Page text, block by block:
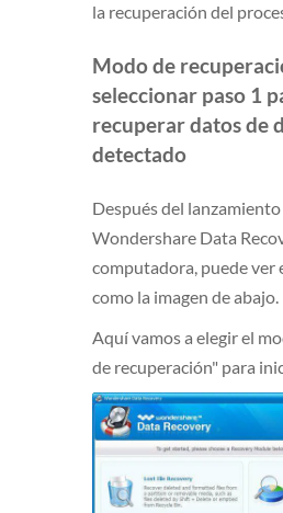
la recuperación del
Modo de
seleccionar paso 1
recuperar datos de
detectado
Después del
Wondershare Data
computadora, puede ver
como la imagen de abajo.
Aquí vamos a elegir el
de recuperación" para